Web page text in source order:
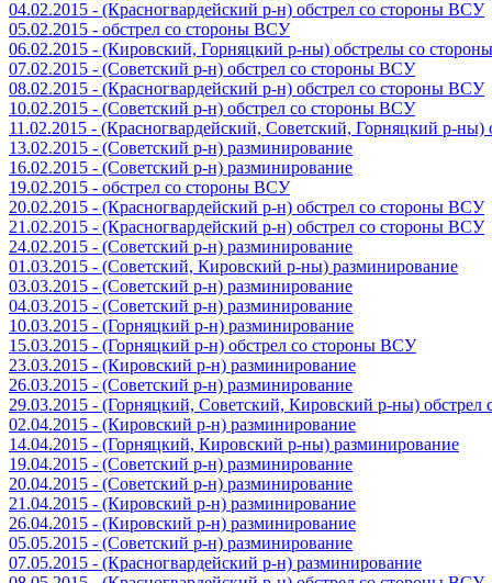
04.02.2015 - (Красногвардейский р-н) обстрел со стороны ВСУ
05.02.2015 - обстрел со стороны ВСУ
06.02.2015 - (Кировский, Горняцкий р-ны) обстрелы со
07.02.2015 - (Советский р-н) обстрел со стороны ВСУ
08.02.2015 - (Красногвардейский р-н) обстрел со стороны ВСУ
10.02.2015 - (Советский р-н) обстрел со стороны ВСУ
11.02.2015 - (Красногвардейский, Советский, Горняцкий р-
13.02.2015 - (Советский р-н) разминирование
16.02.2015 - (Советский р-н) разминирование
19.02.2015 - обстрел со стороны ВСУ
20.02.2015 - (Красногвардейский р-н) обстрел со стороны ВСУ
21.02.2015 - (Красногвардейский р-н) обстрел со стороны ВСУ
24.02.2015 - (Советский р-н) разминирование
01.03.2015 - (Советский, Кировский р-ны) разминирование
03.03.2015 - (Советский р-н) разминирование
04.03.2015 - (Советский р-н) разминирование
10.03.2015 - (Горняцкий р-н) разминирование
15.03.2015 - (Горняцкий р-н) обстрел со стороны ВСУ
23.03.2015 - (Кировский р-н) разминирование
26.03.2015 - (Советский р-н) разминирование
29.03.2015 - (Горняцкий, Советский, Кировский р-ны)
02.04.2015 - (Кировский р-н) разминирование
14.04.2015 - (Горняцкий, Кировский р-ны) разминирование
19.04.2015 - (Советский р-н) разминирование
20.04.2015 - (Советский р-н) разминирование
21.04.2015 - (Кировский р-н) разминирование
26.04.2015 - (Кировский р-н) разминирование
05.05.2015 - (Советский р-н) разминирование
07.05.2015 - (Красногвардейский р-н) разминирование